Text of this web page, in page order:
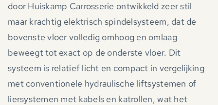
door Huiskamp Carrosserie ontwikkeld zeer stil
maar krachtig elektrisch spindelsysteem, dat de
bovenste vloer volledig omhoog en omlaag
beweegt tot exact op de onderste vloer. Dit
systeem is relatief licht en compact in vergelijking
met conventionele hydraulische liftsystemen of
liersystemen met kabels en katrollen, wat het